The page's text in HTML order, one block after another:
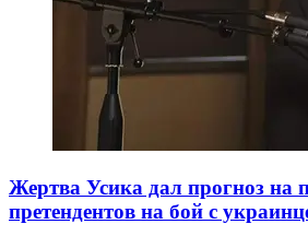
Жертва Усика дал прогноз на
претендентов на бой с